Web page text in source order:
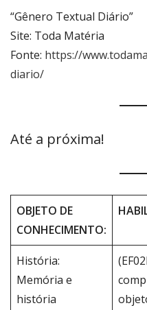
“Gênero Textual Diário”
Site: Toda Matéria
Fonte: https://
diario/
Até a próxima!
OBJETO DE
CONHECIMENTO:
História:
Memória e
história